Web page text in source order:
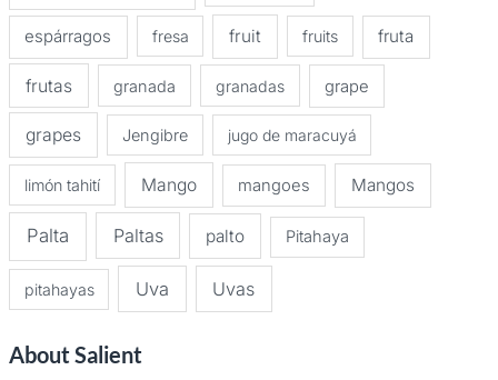
espárragos fresa fruit fruits fruta
frutas granada granadas grape
grapes Jengibre jugo de maracuyá
limón tahití Mango mangoes Mangos
Palta Paltas palto Pitahaya
pitahayas Uva Uvas
About Salient